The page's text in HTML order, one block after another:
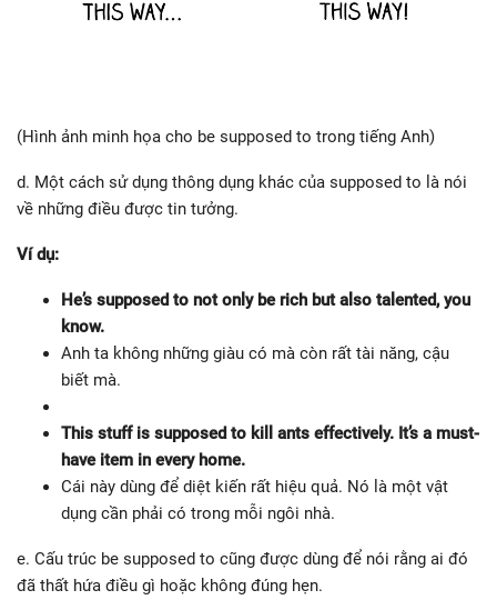
(Hình ảnh minh họa cho be supposed to trong tiếng Anh)
d. Một cách sử dụng thông dụng khác của supposed to là nói
về những điều được tin tưởng.
Ví dụ:
He’s supposed to not only be rich but also talented, you
know.
Anh ta không những giàu có mà còn rất tài năng, cậu
biết mà.
This stuff is supposed to kill ants effectively. It’s a must-
have item in every home.
Cái này dùng để diệt kiến rất hiệu quả. Nó là một vật
dụng cần phải có trong mỗi ngôi nhà.
e. Cấu trúc be supposed to cũng được dùng để nói rằng ai đó
đã thất hứa điều gì hoặc không đúng hẹn.